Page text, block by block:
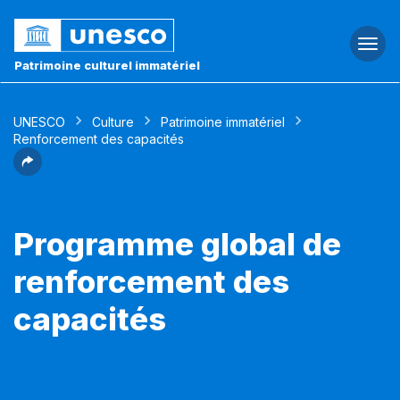
Patrimoine culturel immatériel
UNESCO Culture
Patrimoine immatériel
Renforcement des capacités
Programme global de
renforcement des
capacités